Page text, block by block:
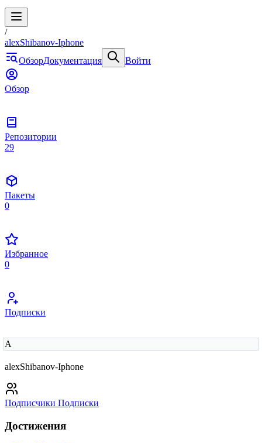
/
alexShibanov-Iphone
ОбзорДокументация Войти
Обзор
Репозитории
29
Пакеты
0
Избранное
0
Подписки
A
alexShibanov-Iphone
Подписчики Подписки
Достижения